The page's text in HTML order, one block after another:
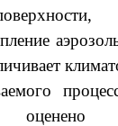
оценено